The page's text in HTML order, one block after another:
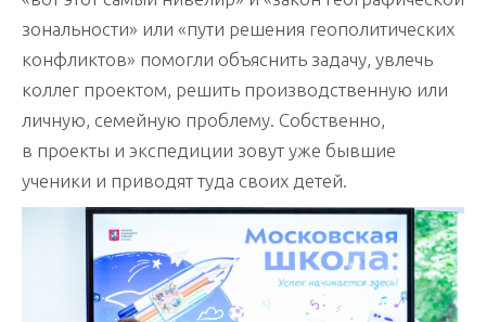
зональности» или «пути решения геополитических
конфликтов» помогли объяснить задачу, увлечь
коллег проектом, решить производственную или
личную, семейную проблему. Собственно,
в проекты и экспедиции зовут уже бывшие
ученики и приводят туда своих детей.